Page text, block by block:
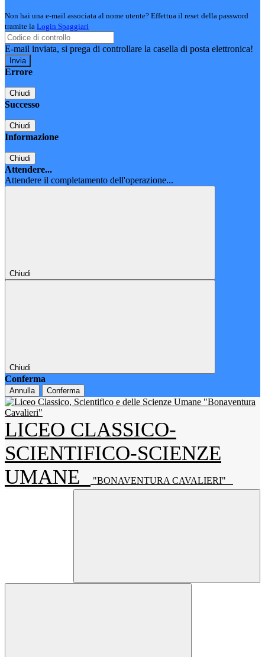
Non hai una e-mail associata al nome utente? Effettua il reset della password
tramite la Login Spaggiari
E-mail inviata, si prega di controllare la casella di posta elettronica!
Errore
Chiudi
Successo
Chiudi
Informazione
Chiudi
Attendere...
Attendere il completamento dell'operazione...
Chiudi
Chiudi
Conferma
Annulla Conferma
LICEO CLASSICO-
SCIENTIFICO-SCIENZE
UMANE
"BONAVENTURA CAVALIERI"